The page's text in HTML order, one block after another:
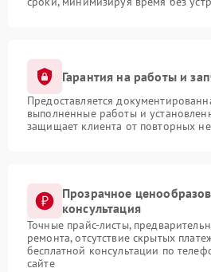
Гарантия на работы и
Предоставляется
выполненные работы и
защищает клиента от повторных
Прозрачное
консультация
Точные прайс-листы,
ремонта, отсутствие скрытых
бесплатной консультации по
сайте